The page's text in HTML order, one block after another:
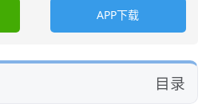
APP下载
目录